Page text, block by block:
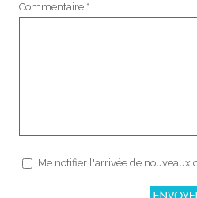
Commentaire * :
Me notifier l'arrivée de nouveaux